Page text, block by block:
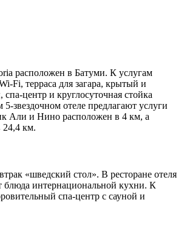
расположен в Батуми. К услугам
Fi, терраса для загара, крытый и
центр и круглосуточная стойка
звездочном отеле предлагают услуги
Али и Нино расположен в 4 км, а
24,4 км.
«шведский стол». В ресторане отеля
блюда интернациональной кухни. К
спа-центр с сауной и